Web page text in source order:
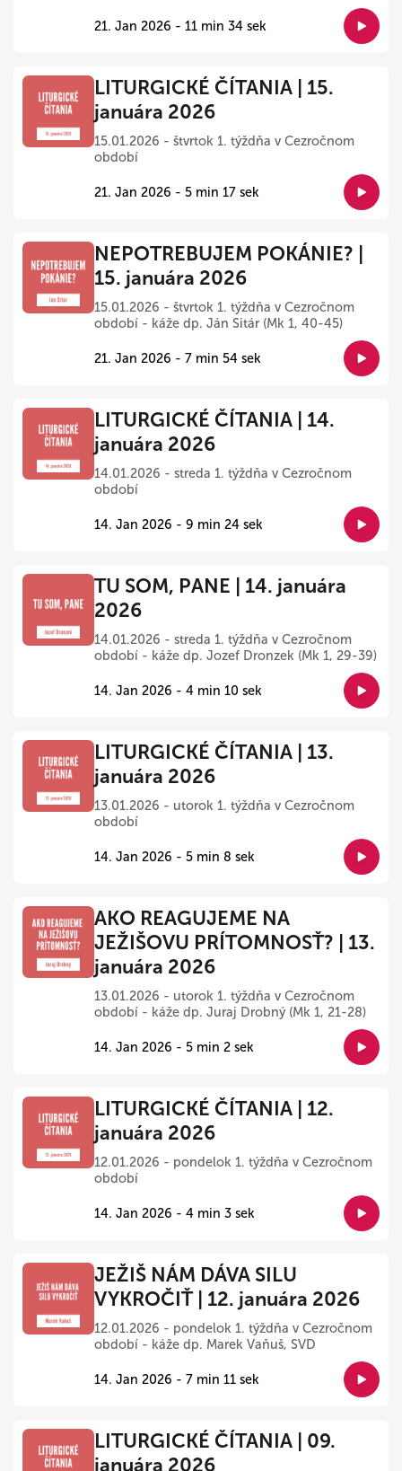
21. Jan 2026 - 11 min 34 sek
LITURGICKÉ ČÍTANIA | 15.
januára 2026
15.01.2026 - štvrtok 1. týždňa v Cezročnom
období
21. Jan 2026 - 5 min 17 sek
NEPOTREBUJEM POKÁNIE? |
15. januára 2026
15.01.2026 - štvrtok 1. týždňa v Cezročnom
období - káže dp. Ján Sitár (Mk 1, 40-45)
21. Jan 2026 - 7 min 54 sek
LITURGICKÉ ČÍTANIA | 14.
januára 2026
14.01.2026 - streda 1. týždňa v Cezročnom
období
14. Jan 2026 - 9 min 24 sek
TU SOM, PANE | 14. januára
2026
14.01.2026 - streda 1. týždňa v Cezročnom
období - káže dp. Jozef Dronzek (Mk 1, 29-39)
14. Jan 2026 - 4 min 10 sek
LITURGICKÉ ČÍTANIA | 13.
januára 2026
13.01.2026 - utorok 1. týždňa v Cezročnom
období
14. Jan 2026 - 5 min 8 sek
AKO REAGUJEME NA
JEŽIŠOVU PRÍTOMNOSŤ? | 13.
januára 2026
13.01.2026 - utorok 1. týždňa v Cezročnom
období - káže dp. Juraj Drobný (Mk 1, 21-28)
14. Jan 2026 - 5 min 2 sek
LITURGICKÉ ČÍTANIA | 12.
januára 2026
12.01.2026 - pondelok 1. týždňa v Cezročnom
období
14. Jan 2026 - 4 min 3 sek
JEŽIŠ NÁM DÁVA SILU
VYKROČIŤ | 12. januára 2026
12.01.2026 - pondelok 1. týždňa v Cezročnom
období - káže dp. Marek Vaňuš, SVD
14. Jan 2026 - 7 min 11 sek
LITURGICKÉ ČÍTANIA | 09.
januára 2026